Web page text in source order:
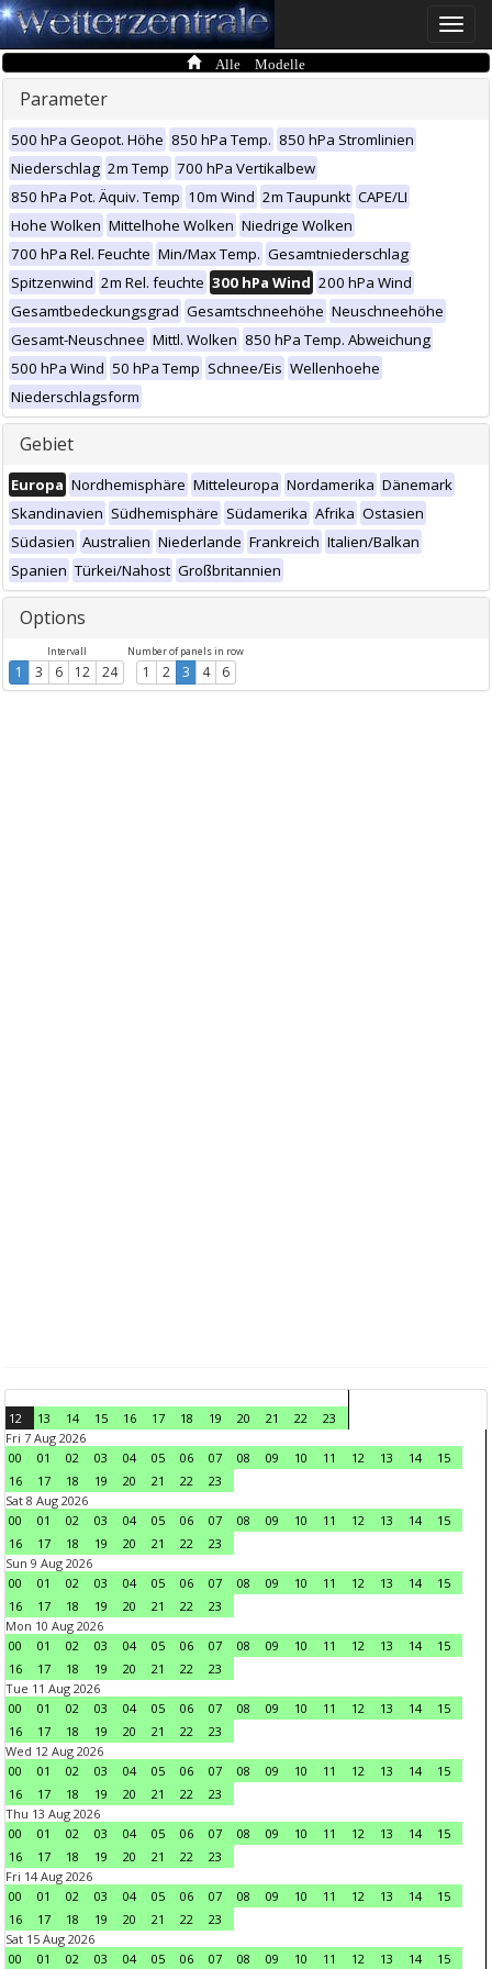
Toggle
Alle Modelle
Parameter
500 hPa Geopot. Höhe 850 hPa Temp. 850 hPa Stromlinien
Niederschlag 2m Temp 700 hPa Vertikalbew
850 hPa Pot. Äquiv. Temp 10m Wind 2m Taupunkt CAPE/LI
Hohe Wolken Mittelhohe Wolken Niedrige Wolken
700 hPa Rel. Feuchte Min/Max Temp. Gesamtniederschlag
Spitzenwind 2m Rel. feuchte 300 hPa Wind 200 hPa Wind
Gesamtbedeckungsgrad Gesamtschneehöhe Neuschneehöhe
Gesamt-Neuschnee Mittl. Wolken 850 hPa Temp. Abweichung
500 hPa Wind 50 hPa Temp Schnee/Eis Wellenhoehe
Niederschlagsform
Gebiet
Europa Nordhemisphäre Mitteleuropa Nordamerika Dänemark
Skandinavien Südhemisphäre Südamerika Afrika Ostasien
Südasien Australien Niederlande Frankreich Italien/Balkan
Spanien Türkei/Nahost Großbritannien
Options
Intervall
1 3 6 12 24
Number of panels in row
1 2 3 4 6
12 13 14 15 16 17 18 19 20 21 22
23
Fri 7 Aug 2026
00
01 02 03 04 05 06 07 08 09 10 11 12 13 14
15
16
17 18 19 20 21 22
23
Sat 8 Aug 2026
00
01 02 03 04 05 06 07 08 09 10 11 12 13 14
15
16
17 18 19 20 21 22
23
Sun 9 Aug 2026
00
01 02 03 04 05 06 07 08 09 10 11 12 13 14
15
16
17 18 19 20 21 22
23
Mon 10 Aug 2026
00
01 02 03 04 05 06 07 08 09 10 11 12 13 14
15
16
17 18 19 20 21 22
23
Tue 11 Aug 2026
00
01 02 03 04 05 06 07 08 09 10 11 12 13 14
15
16
17 18 19 20 21 22
23
Wed 12 Aug 2026
00
01 02 03 04 05 06 07 08 09 10 11 12 13 14
15
16
17 18 19 20 21 22
23
Thu 13 Aug 2026
00
01 02 03 04 05 06 07 08 09 10 11 12 13 14
15
16
17 18 19 20 21 22
23
Fri 14 Aug 2026
00
01 02 03 04 05 06 07 08 09 10 11 12 13 14
15
16
17 18 19 20 21 22
23
Sat 15 Aug 2026
00
01 02 03 04 05 06 07 08 09 10 11 12 13 14 15